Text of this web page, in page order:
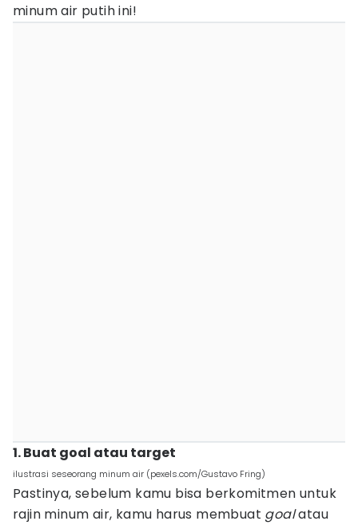
minum air putih ini!
1. Buat goal atau target
ilustrasi seseorang minum air (pexels.com/Gustavo Fring)
Pastinya, sebelum kamu bisa berkomitmen untuk
rajin minum air, kamu harus membuat goalatau